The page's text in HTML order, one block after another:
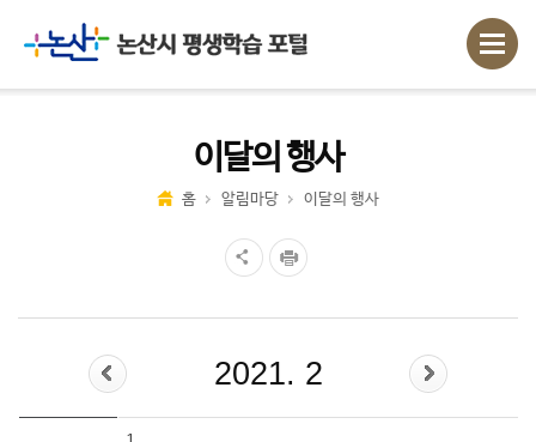
이달의 행사
홈 알림마당 이달의 행사
2021. 2